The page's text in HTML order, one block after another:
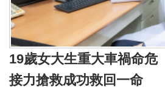
19歲女大生重大車禍命
接力搶救成功救回一命